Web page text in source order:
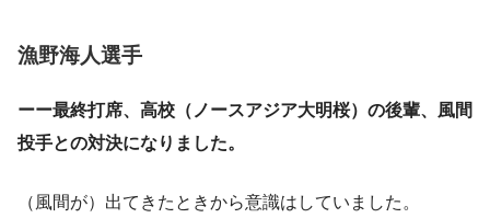
漁野海人選手
ーー最終打席、高校（ノースアジア大明桜）の後輩、風間
投手との対決になりました。
（風間が）出てきたときから意識はしていました。